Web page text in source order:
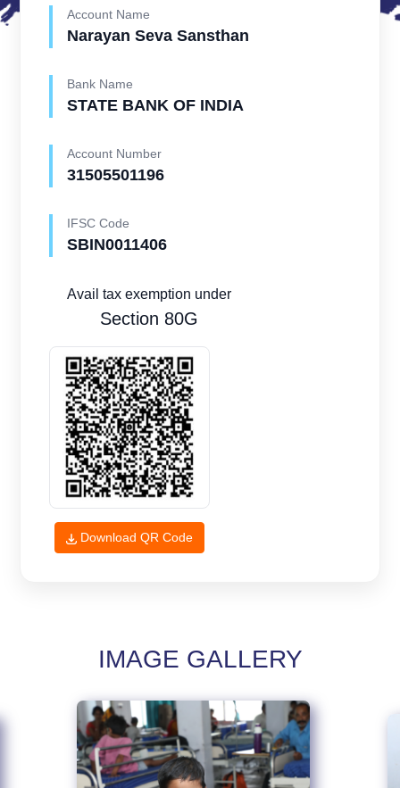
Account Name
Narayan Seva Sansthan
Bank Name
STATE BANK OF INDIA
Account Number
31505501196
IFSC Code
SBIN0011406
Avail tax exemption under
Section 80G
Download QR Code
IMAGE GALLERY